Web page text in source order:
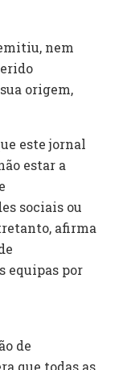
nem
origem,
este jornal
estar a
sociais ou
afirma
equipas por
de